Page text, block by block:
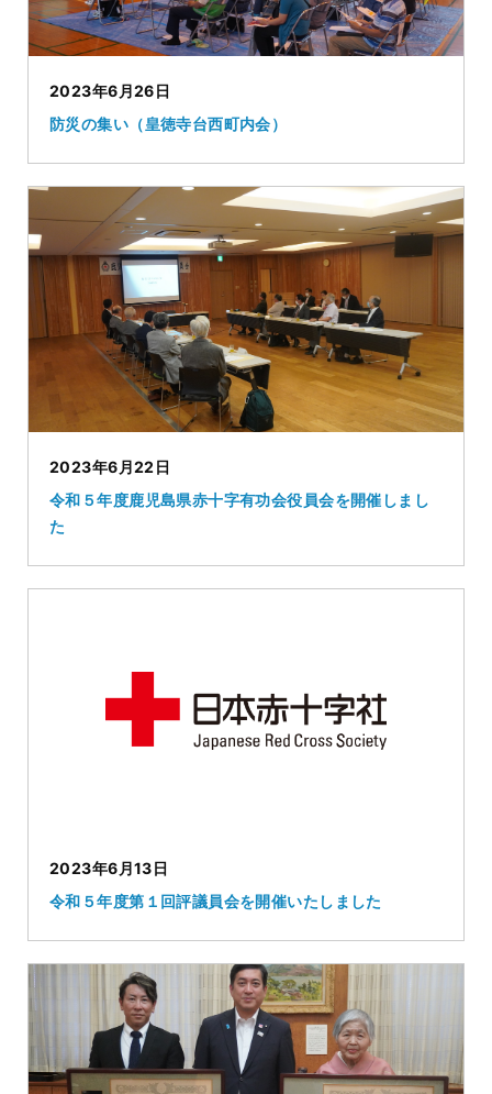
2023年6月26日
防災の集い（皇徳寺台西町内会）
2023年6月22日
令和５年度鹿児島県赤十字有功会役員会を開催しまし
た
2023年6月13日
令和５年度第１回評議員会を開催いたしました